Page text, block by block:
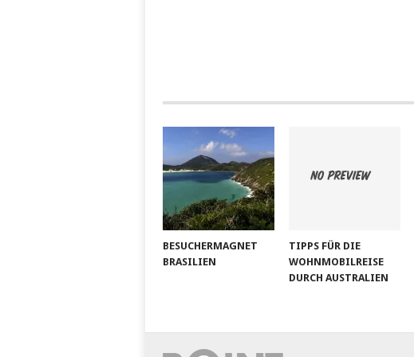
BESUCHERMAGNET
BRASILIEN
TIPPS FÜR DIE
WOHNMOBILREISE
DURCH AUSTRALIEN